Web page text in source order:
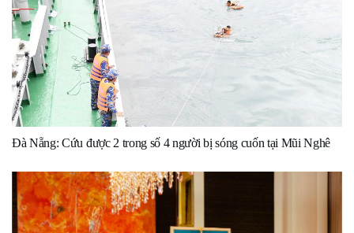
Đà Nẵng: Cứu được 2 trong số 4 người bị sóng cuốn tại Mũi Nghê